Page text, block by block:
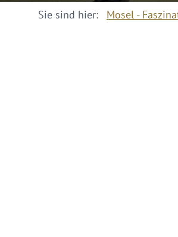
Sie sind hier: Mosel -